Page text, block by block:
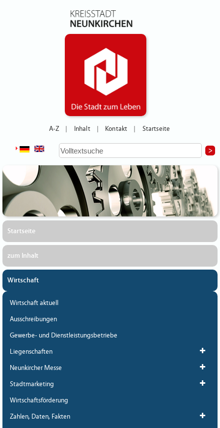
A-Z Inhalt Kontakt Startseite
Startseite
zum Inhalt
Wirtschaft
Wirtschaft aktuell
Ausschreibungen
Gewerbe- und Dienstleistungsbetriebe
Liegenschaften
Neunkircher Messe
Stadtmarketing
Wirtschaftsförderung
Zahlen, Daten, Fakten